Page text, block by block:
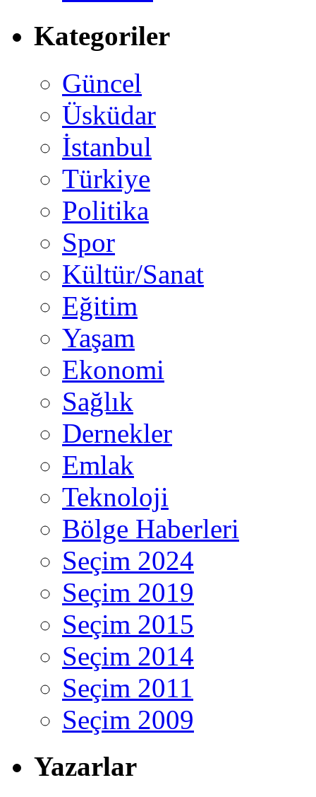
Kategoriler
Güncel
Üsküdar
İstanbul
Türkiye
Politika
Spor
Kültür/Sanat
Eğitim
Yaşam
Ekonomi
Sağlık
Dernekler
Emlak
Teknoloji
Bölge Haberleri
Seçim 2024
Seçim 2019
Seçim 2015
Seçim 2014
Seçim 2011
Seçim 2009
Yazarlar